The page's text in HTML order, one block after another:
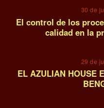
30 de
El control de los
calidad en la
29 de
EL AZULIAN HOUSE